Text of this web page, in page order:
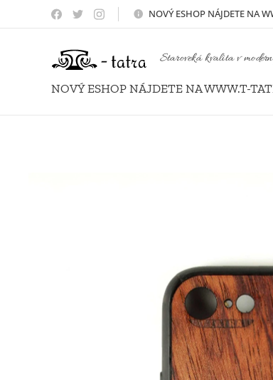
NOVÝESHOP NÁJDETE NA
Staroveká kvalita v
NOVÝ ESHOP NÁJDETE NA WWW.T-